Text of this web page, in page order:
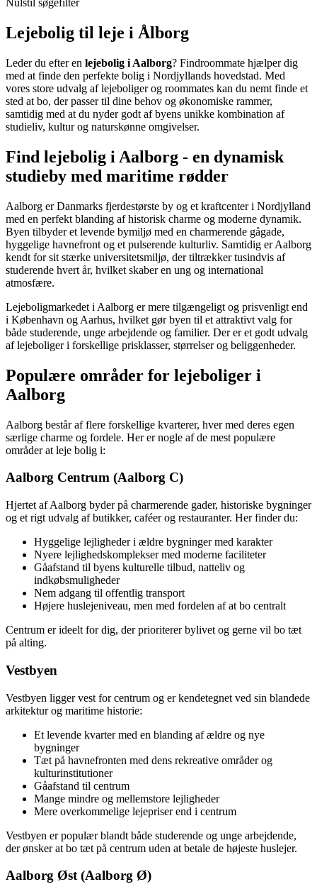
Nulstil søgefilter
Lejebolig til leje i Ålborg
Leder du efter en lejebolig i Aalborg? Findroommate hjælper dig
med at finde den perfekte bolig i Nordjyllands hovedstad. Med
vores store udvalg af lejeboliger og roommates kan du nemt finde et
sted at bo, der passer til dine behov og økonomiske rammer,
samtidig med at du nyder godt af byens unikke kombination af
studieliv, kultur og naturskønne omgivelser.
Find lejebolig i Aalborg - en dynamisk
studieby med maritime rødder
Aalborg er Danmarks fjerdestørste by og et kraftcenter i Nordjylland
med en perfekt blanding af historisk charme og moderne dynamik.
Byen tilbyder et levende bymiljø med en charmerende gågade,
hyggelige havnefront og et pulserende kulturliv. Samtidig er Aalborg
kendt for sit stærke universitetsmiljø, der tiltrækker tusindvis af
studerende hvert år, hvilket skaber en ung og international
atmosfære.
Lejeboligmarkedet i Aalborg er mere tilgængeligt og prisvenligt end
i København og Aarhus, hvilket gør byen til et attraktivt valg for
både studerende, unge arbejdende og familier. Der er et godt udvalg
af lejeboliger i forskellige prisklasser, størrelser og beliggenheder.
Populære områder for lejeboliger i
Aalborg
Aalborg består af flere forskellige kvarterer, hver med deres egen
særlige charme og fordele. Her er nogle af de mest populære
områder at leje bolig i:
Aalborg Centrum (Aalborg C)
Hjertet af Aalborg byder på charmerende gader, historiske bygninger
og et rigt udvalg af butikker, caféer og restauranter. Her finder du:
Hyggelige lejligheder i ældre bygninger med karakter
Nyere lejlighedskomplekser med moderne faciliteter
Gåafstand til byens kulturelle tilbud, natteliv og
indkøbsmuligheder
Nem adgang til offentlig transport
Højere huslejeniveau, men med fordelen af at bo centralt
Centrum er ideelt for dig, der prioriterer bylivet og gerne vil bo tæt
på alting.
Vestbyen
Vestbyen ligger vest for centrum og er kendetegnet ved sin blandede
arkitektur og maritime historie:
Et levende kvarter med en blanding af ældre og nye
bygninger
Tæt på havnefronten med dens rekreative områder og
kulturinstitutioner
Gåafstand til centrum
Mange mindre og mellemstore lejligheder
Mere overkommelige lejepriser end i centrum
Vestbyen er populær blandt både studerende og unge arbejdende,
der ønsker at bo tæt på centrum uden at betale de højeste huslejer.
Aalborg Øst (Aalborg Ø)